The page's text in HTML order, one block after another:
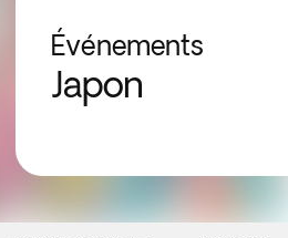
Événements
Japon